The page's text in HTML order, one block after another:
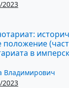
в
Владимирович